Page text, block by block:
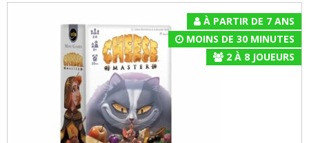
À PARTIR DE 7 ANS
MOINS DE 30 MINUTES
2À 8JOUEURS